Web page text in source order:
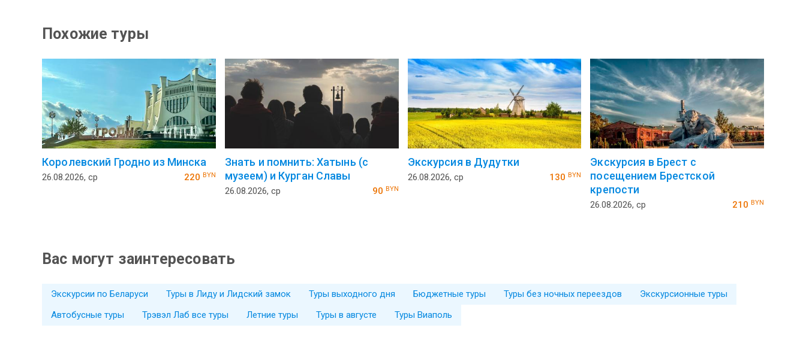
Похожие туры
Королевский Гродно из Минска
26.08.2026, ср 220 BYN
Знать и помнить: Хатынь (с
музеем) и Курган Славы
26.08.2026, ср 90 BYN
Экскурсия в Дудутки
26.08.2026, ср 130BYN
Экскурсия в Брест с
посещением Брестской
крепости
26.08.2026, ср 210 BYN
Вас могут заинтересовать
Экскурсии по Беларуси Туры в Лиду и Лидский замок Туры выходного дня Бюджетные туры Туры без ночных переездов
Экскурсионные туры
Автобусные туры
Трэвэл Лаб все туры Летние туры Туры в августе Туры Виаполь